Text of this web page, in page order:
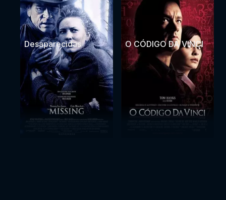
Desaparecidas O CÓDIGO DA VINCI